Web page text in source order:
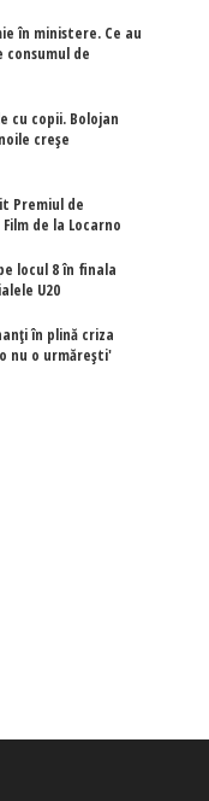
în ministere. Ce au
de
copii. Bolojan
creșe
Premiul de
de la Locarno
locul 8 în finala
U20
în plină criza
nu o urmărești'